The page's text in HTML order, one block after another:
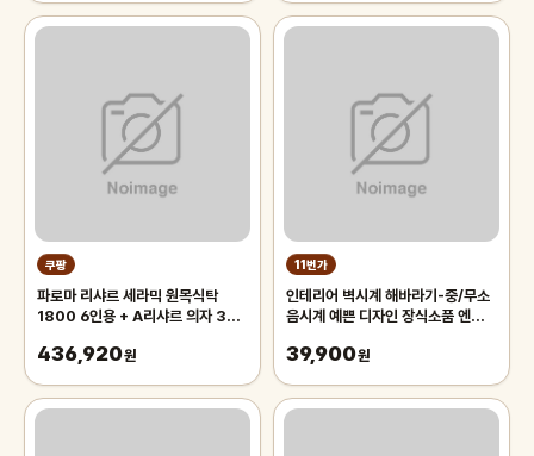
쿠팡
파로마 리샤르 세라믹 원목식탁
1800 6인용 + A리샤르 의자 3p
+ 내추럴원목, 일반 3 + 벤치 1
436,920원
11번가
인테리어 벽시계 해바라기-중/무소
음시계 예쁜 디자인 장식소품 엔틱
39,900원